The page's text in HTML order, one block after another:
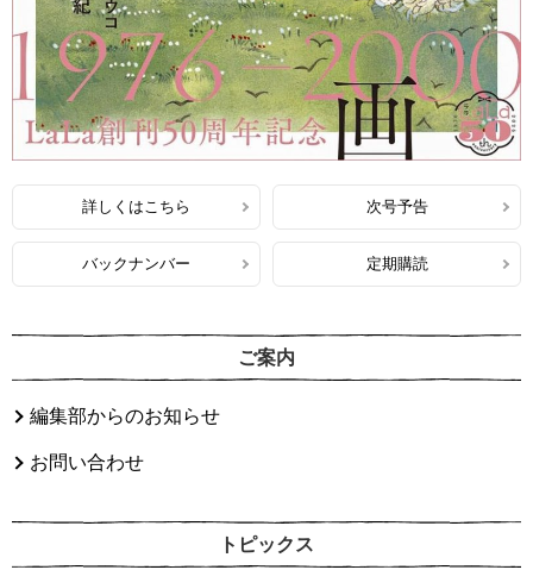
詳しくはこちら 次号予告
バックナンバー 定期購読
ご案内
編集部からのお知らせ
お問い合わせ
トピックス